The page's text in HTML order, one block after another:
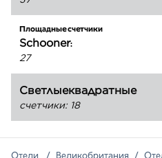
Площадные счетчики
Schooner:
27
Светлыеквадратные
счетчики: 18
Отели / Великобритания /